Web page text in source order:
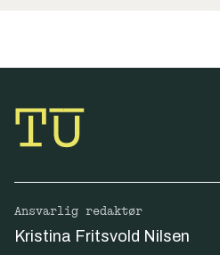
Ansvarlig redaktør
Kristina Fritsvold Nilsen